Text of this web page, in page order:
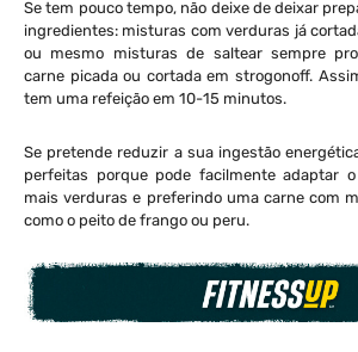
Se tem pouco tempo, não deixe de deixar
ingredientes: misturas com verduras já
ou mesmo misturas de saltear sempre
carne picada ou cortada em strogonoff.
tem uma refeição em 10-15 minutos.
Se pretende reduzir a sua ingestão
perfeitas porque pode facilmente adaptar
mais verduras e preferindo uma carne com
como o peito de frango ou peru.